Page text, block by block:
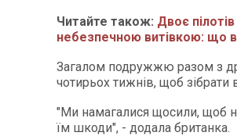
Читайте також: Двоє
небезпечною витівкою: що
Загалом подружжю разом з
чотирьох тижнів, щоб зібрати
"Ми намагалися щосили, щоб
їм шкоди", - додала британка.